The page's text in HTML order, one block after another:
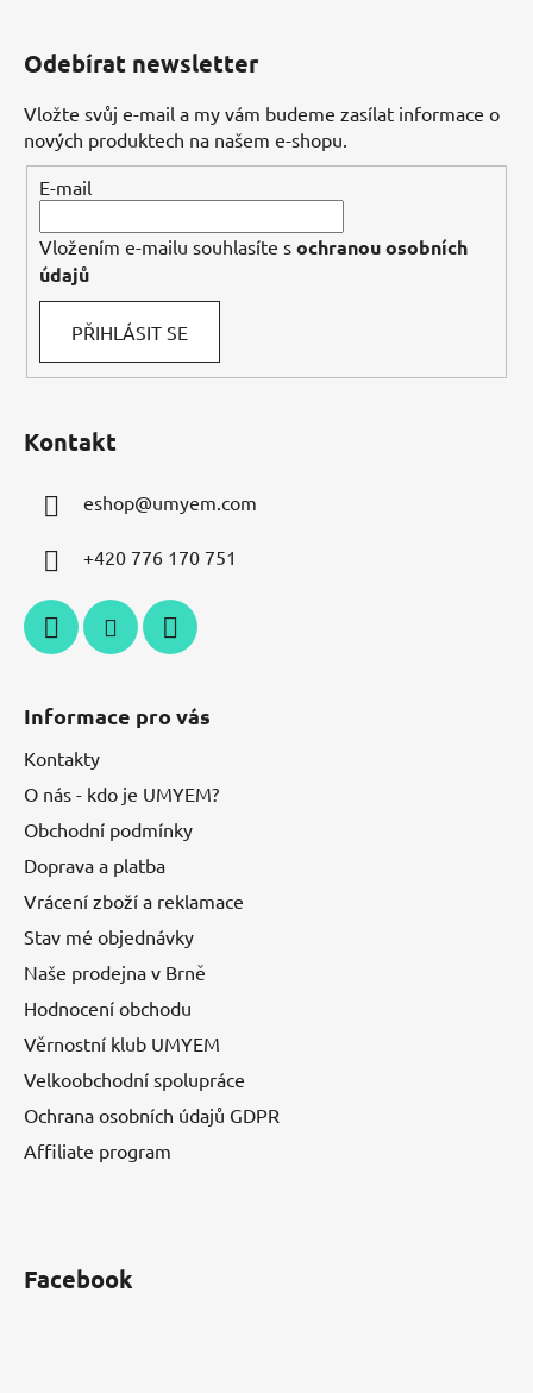
Odebírat newsletter
Vložte svůj e-mail a my vám budeme zasílat informace o
nových produktech na našem e-shopu.
E-mail
Vložením e-mailu souhlasíte s ochranou osobních
údajů
PŘIHLÁSIT SE
Kontakt
eshop@umyem.com
+420 776 170 751
Informace pro vás
Kontakty
O nás - kdo je UMYEM?
Obchodní podmínky
Doprava a platba
Vrácení zboží a reklamace
Stav mé objednávky
Naše prodejna v Brně
Hodnocení obchodu
Věrnostní klub UMYEM
Velkoobchodní spolupráce
Ochrana osobních údajů GDPR
Affiliate program
Facebook